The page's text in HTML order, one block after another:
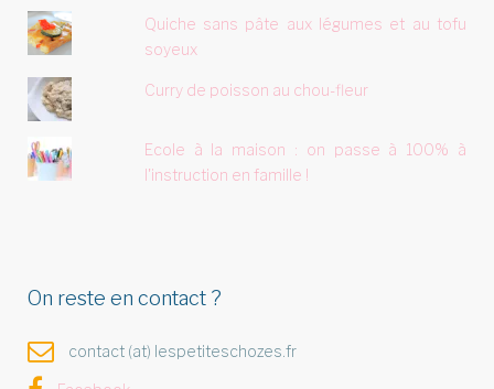
Quiche sans pâte aux légumes et au tofu
soyeux
Curry de poisson au chou-fleur
Ecole à la maison : on passe à 100% à
l'instruction en famille !
On reste en contact ?
contact (at) lespetiteschozes.fr